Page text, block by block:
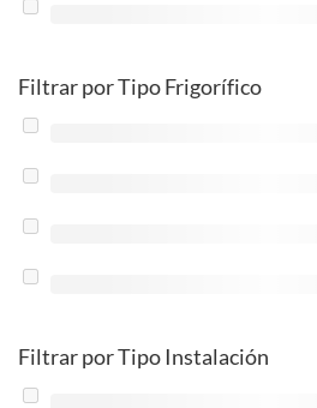
Filtrar por Tipo Frigorífico
Filtrar por Tipo Instalación